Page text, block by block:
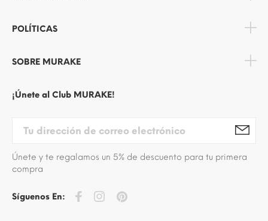
POLÍTICAS
SOBRE MURAKE
¡Únete al Club MURAKE!
Únete y te regalamos un 5% de descuento para tu primera
compra
Síguenos En: